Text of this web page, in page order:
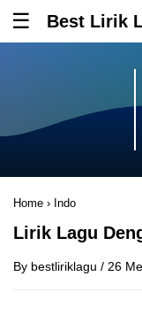
Tombol untuk
Best Lirik
Home › Indo
Lirik Lagu
By bestliriklagu / 26